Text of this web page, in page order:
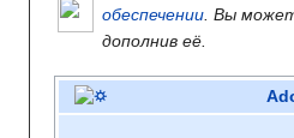
обеспечении. Вы
дополнив её.